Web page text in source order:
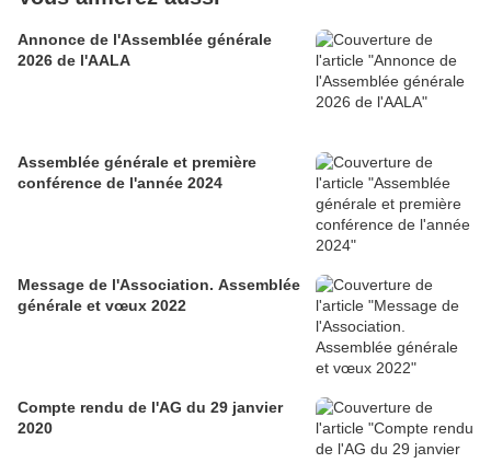
Annonce de l'Assemblée générale
2026 de l'AALA
Assemblée générale et première
conférence de l'année 2024
Message de l'Association. Assemblée
générale et vœux 2022
Compte rendu de l'AG du 29 janvier
2020